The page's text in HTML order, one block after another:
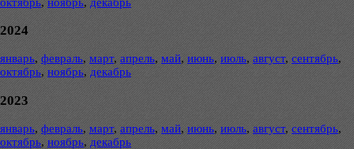
2024
январь, февраль, март, апрель, май, июнь, июль, август, сентябрь,
октябрь, ноябрь, декабрь
2023
январь, февраль, март, апрель, май, июнь, июль, август, сентябрь,
октябрь, ноябрь, декабрь